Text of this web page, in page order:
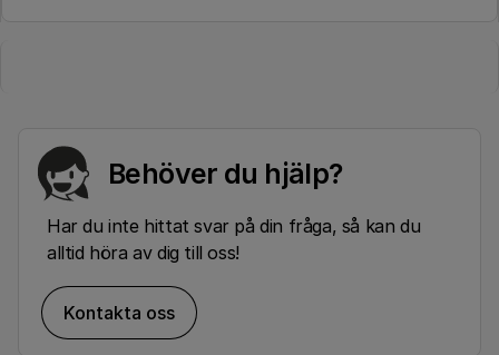
Behöver du hjälp?
Har du inte hittat svar på din fråga, så kan du
alltid höra av dig till oss!
Kontakta oss